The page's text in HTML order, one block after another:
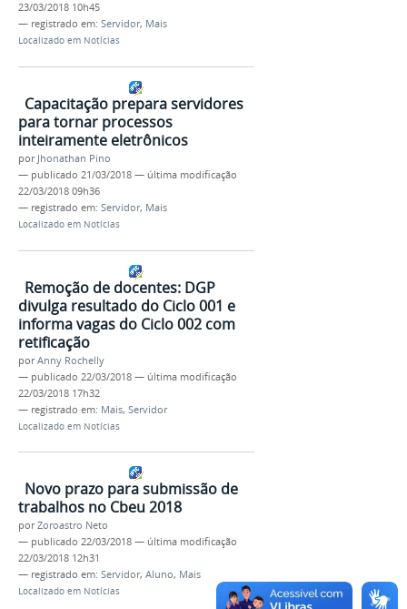
23/03/2018 10h45
— registrado em: Servidor, Mais
Localizado em Notícias
Capacitação prepara servidores
para tornar processos
inteiramente eletrônicos
por Jhonathan Pino
— publicado 21/03/2018 — última modificação
22/03/2018 09h36
— registrado em: Servidor, Mais
Localizado em Notícias
Remoção de docentes: DGP
divulga resultado do Ciclo 001 e
informa vagas do Ciclo 002 com
retificação
porAnny Rochelly
— publicado 22/03/2018 — última modificação
22/03/2018 17h32
— registrado em: Mais, Servidor
Localizado em Notícias
Novo prazo para submissão de
trabalhos no Cbeu 2018
porZoroastro Neto
— publicado 22/03/2018 — última modificação
22/03/2018 12h31
— registrado em: Servidor, Aluno, Mais
Localizado em Notícias